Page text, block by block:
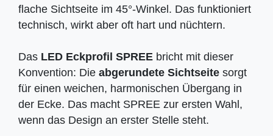
flache Sichtseite im 45°-Winkel. Das funktioniert
technisch, wirkt aber oft hart und nüchtern.
Das LED Eckprofil SPREE bricht mit dieser
Konvention: Die abgerundete Sichtseite sorgt
für einen weichen, harmonischen Übergang in
der Ecke. Das macht SPREE zur ersten Wahl,
wenn das Design an erster Stelle steht.